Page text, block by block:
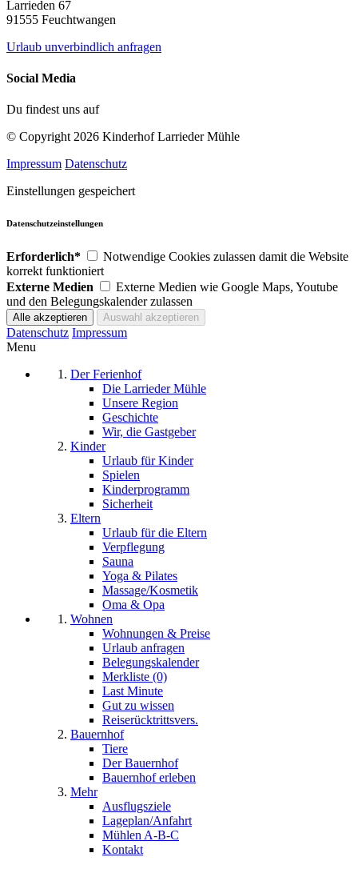
Larrieden 67
91555 Feuchtwangen
Urlaub unverbindlich anfragen
Social Media
Du findest uns auf
© Copyright 2026 Kinderhof Larrieder Mühle
Impressum Datenschutz
Einstellungen gespeichert
Datenschutzeinstellungen
Erforderlich*
Notwendige Cookies zulassen damit die Website
korrekt funktioniert
Externe Medien
Externe Medien wie Google Maps, Youtube
und den Belegungskalender zulassen
Datenschutz Impressum
Menu
Der Ferienhof
Die Larrieder Mühle
Unsere Region
Geschichte
Wir, die Gastgeber
Kinder
Urlaub für Kinder
Spielen
Kinderprogramm
Sicherheit
Eltern
Urlaub für die Eltern
Verpflegung
Sauna
Yoga & Pilates
Massage/Kosmetik
Oma & Opa
Wohnen
Wohnungen & Preise
Urlaub anfragen
Belegungskalender
Merkliste (0)
Last Minute
Gut zu wissen
Reiserücktrittsvers.
Bauernhof
Tiere
Der Bauernhof
Bauernhof erleben
Mehr
Ausflugsziele
Lageplan/Anfahrt
Mühlen A-B-C
Kontakt